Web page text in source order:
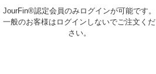
JourFin®認定会員のみログインが可能です。
一般のお客様はログインしないでご注文くだ
さい。